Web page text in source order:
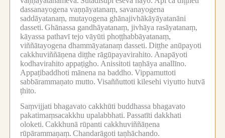
dassanayogena vaṇṇāyatanaṃ, savanayogena
saddāyatanaṃ, mutayogena ghānajivhākāyāyatanāni
dasseti. Ghānassa gandhāyatanaṃ, jivhāya rasāyatanaṃ,
kāyassa pathavī tejo vāyūti phoṭṭhabbāyatanaṃ,
viññātayogena dhammāyatanaṃ dasseti. Diṭṭhe anūpayoti
cakkhuviññāṇena diṭṭhe rāgūpayavirahito. Anapāyoti
kodhavirahito appaṭigho. Anissitoti taṇhāya anallīno.
Appaṭibaddhoti mānena na baddho. Vippamuttoti
sabbārammaṇato mutto. Visaññuttoti kilesehi viyutto hutvā
ṭhito.
Saṃvijjati bhagavato cakkhūti buddhassa bhagavato
pakatimaṃsacakkhu upalabbhati. Passatīti dakkhati
oloketi. Cakkhunā rūpanti cakkhuviññāṇena
rūpārammaṇaṃ. Chandarāgoti taṇhāchando.